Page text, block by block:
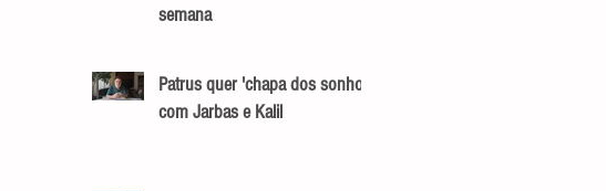
semana
Patrus quer 'chapa dos sonhos'
com Jarbas e Kalil